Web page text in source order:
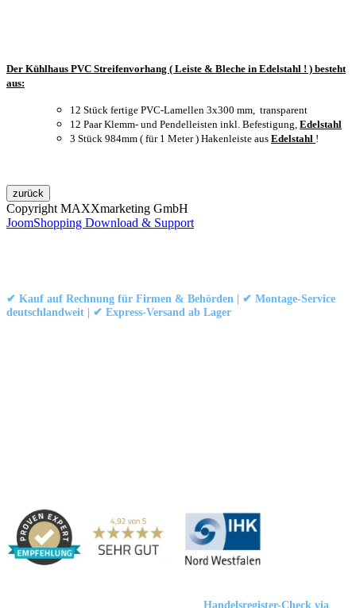
Der Kühlhaus PVC Streifenvorhang ( Leiste & Bleche in Edelstahl ! ) besteht
aus:
12 Stück fertige PVC-Lamellen 3x300 mm, transparent
12 Paar Klemm- und Pendelleisten inkl. Befestigung, Edelstahl
3 Stück 984mm ( für 1 Meter ) Hakenleiste aus Edelstahl !
Copyright MAXXmarketing GmbH
JoomShopping Download & Support
✔ Kauf auf Rechnung für Firmen & Behörden | ✔ Montage-Service
deutschlandweit | ✔ Express-Versand ab Lager
Handelsregister-Check via